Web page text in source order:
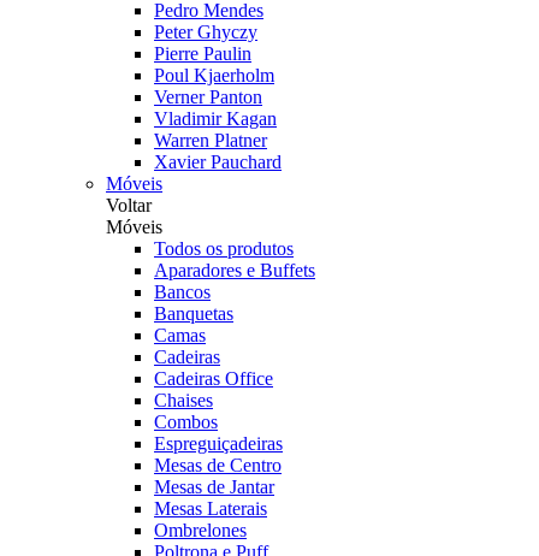
Pedro Mendes
Peter Ghyczy
Pierre Paulin
Poul Kjaerholm
Verner Panton
Vladimir Kagan
Warren Platner
Xavier Pauchard
Móveis
Voltar
Móveis
Todos os produtos
Aparadores e Buffets
Bancos
Banquetas
Camas
Cadeiras
Cadeiras Office
Chaises
Combos
Espreguiçadeiras
Mesas de Centro
Mesas de Jantar
Mesas Laterais
Ombrelones
Poltrona e Puff